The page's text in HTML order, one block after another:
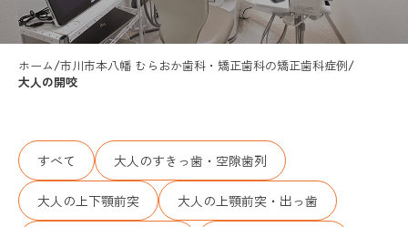
ホーム/市川市本八幡 むらおか歯科・矯正歯科の矯正歯科症例/
大人の開咬
すべて 大人のすきっ歯・空隙歯列
大人の上下顎前突 大人の上顎前突・出っ歯